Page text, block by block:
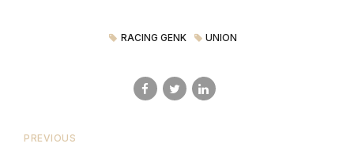
RACING GENK UNION
PREVIOUS